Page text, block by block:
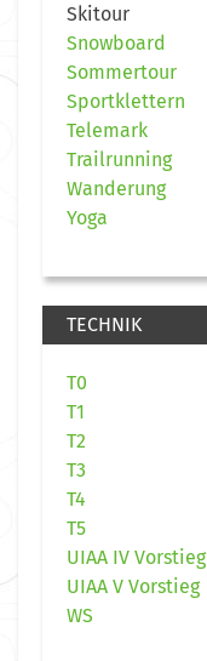
Skitour
Snowboard
Sommertour
Sportklettern
Telemark
Trailrunning
Wanderung
Yoga
TECHNIK
T0
T1
T2
T3
T4
T5
UIAA IV Vorstieg
UIAA V Vorstieg
WS